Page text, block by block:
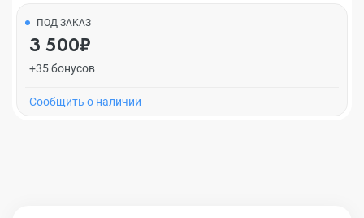
ПОД ЗАКАЗ
3 500₽
+35 бонусов
Cообщить о наличии